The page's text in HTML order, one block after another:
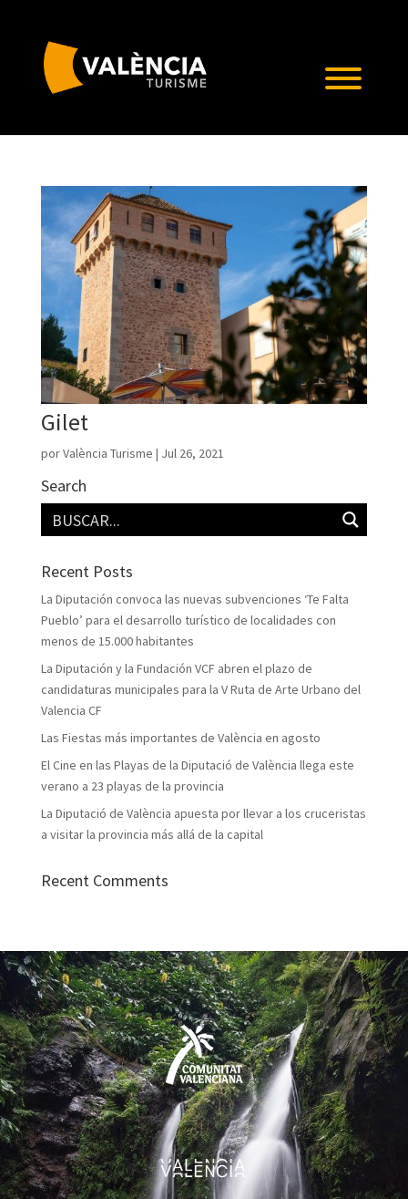
Gilet
porValència Turisme | Jul 26, 2021
Search
Recent Posts
La Diputación convoca las nuevas subvenciones ‘Te Falta
Pueblo’ para el desarrollo turístico de localidades con
menos de 15.000 habitantes
La Diputación y la Fundación VCF abren el plazo de
candidaturas municipales para la V Ruta de Arte Urbano del
Valencia CF
Las Fiestas más importantes de València en agosto
El Cine en las Playas de la Diputació de València llega este
verano a 23 playas de la provincia
La Diputació de València apuesta por llevar a los cruceristas
a visitar la provincia más allá de la capital
Recent Comments